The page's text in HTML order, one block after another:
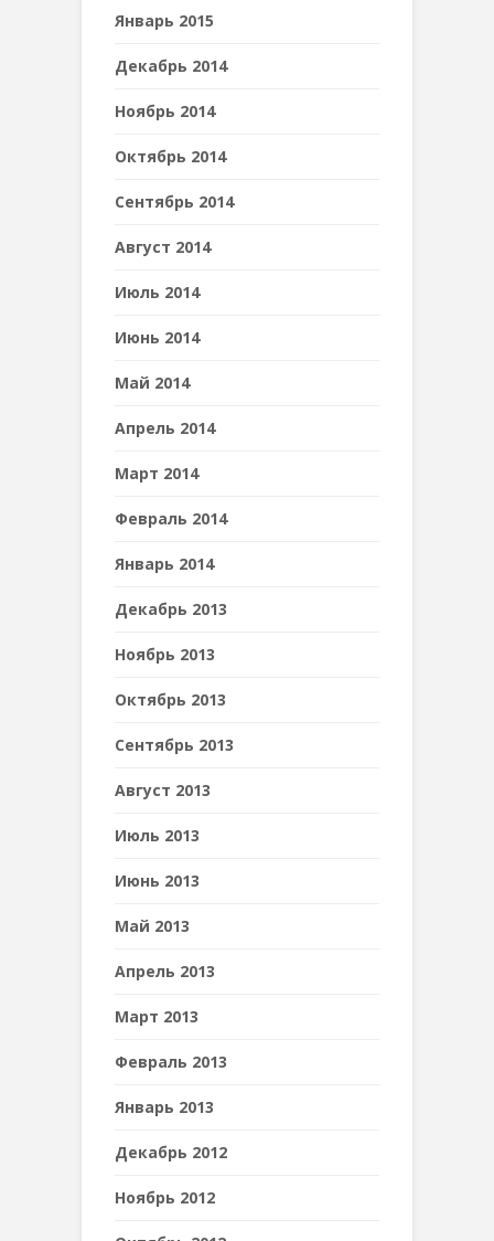
Январь 2015
Декабрь 2014
Ноябрь 2014
Октябрь 2014
Сентябрь 2014
Август 2014
Июль 2014
Июнь 2014
Май 2014
Апрель 2014
Март 2014
Февраль 2014
Январь 2014
Декабрь 2013
Ноябрь 2013
Октябрь 2013
Сентябрь 2013
Август 2013
Июль 2013
Июнь 2013
Май 2013
Апрель 2013
Март 2013
Февраль 2013
Январь 2013
Декабрь 2012
Ноябрь 2012